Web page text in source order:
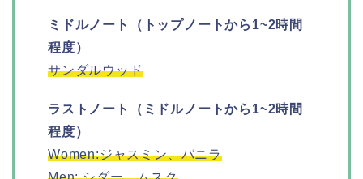
ミドルノート（トップノートから1~2時間
程度）
サンダルウッド
ラストノート（ミドルノートから1~2時間
程度）
Women:ジャスミン、バニラ